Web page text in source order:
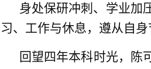
身处保研冲刺、学业加
习、工作与休息，遵从自
回望四年本科时光，陈